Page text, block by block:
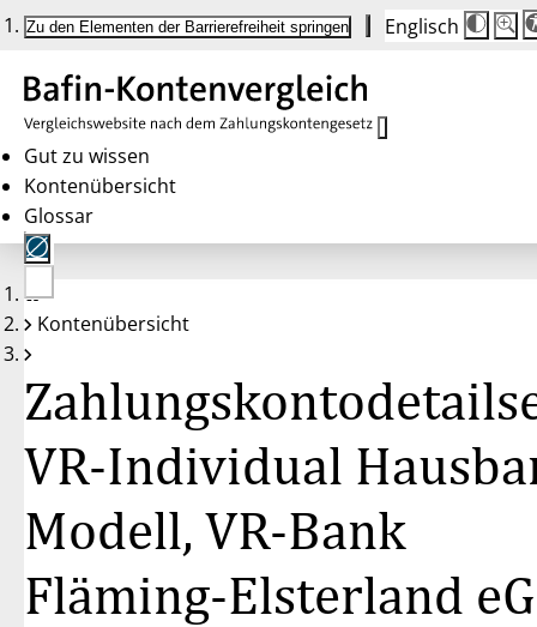
Zu den Elementen der Barrierefreiheit springen Englisch
Die
auf
100
100
Gut zu wissen
Kontenübersicht
Glossar
Keine
Konten
Kontenübersicht
VR-Individual
Modell, VR-Bank
Fläming-Elsterland eG